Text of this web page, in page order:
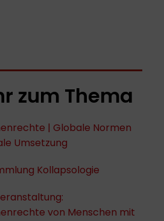
zum Thema
| Globale Normen
Umsetzung
Kollapsologie
von Menschen mit